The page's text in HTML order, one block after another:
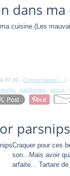
dans ma
07:30 - Commentaires [ ]
cranberries sauce
parsnips
Craquer pour ces
son...Mais avoir
arfaite... Tartare